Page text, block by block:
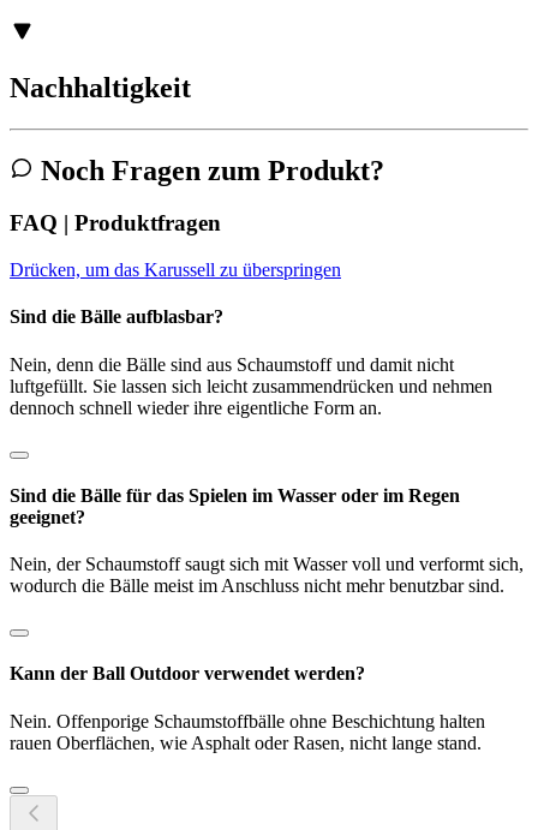
Nachhaltigkeit
Noch Fragen zum Produkt?
FAQ | Produktfragen
Drücken, um das Karussell zu überspringen
Sind die Bälle aufblasbar?
Nein, denn die Bälle sind aus Schaumstoff und damit nicht
luftgefüllt. Sie lassen sich leicht zusammendrücken und nehmen
dennoch schnell wieder ihre eigentliche Form an.
Sind die Bälle für das Spielen im Wasser oder im Regen
geeignet?
Nein, der Schaumstoff saugt sich mit Wasser voll und verformt sich,
wodurch die Bälle meist im Anschluss nicht mehr benutzbar sind.
Kann der Ball Outdoor verwendet werden?
Nein. Offenporige Schaumstoffbälle ohne Beschichtung halten
rauen Oberflächen, wie Asphalt oder Rasen, nicht lange stand.